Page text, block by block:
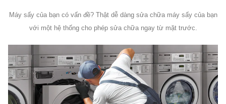
Máy sấy của bạn có vấn đề? Thật dễ dàng sửa chữa máy sấy của bạn
với một hệ thống cho phép sửa chữa ngay từ mặt trước.